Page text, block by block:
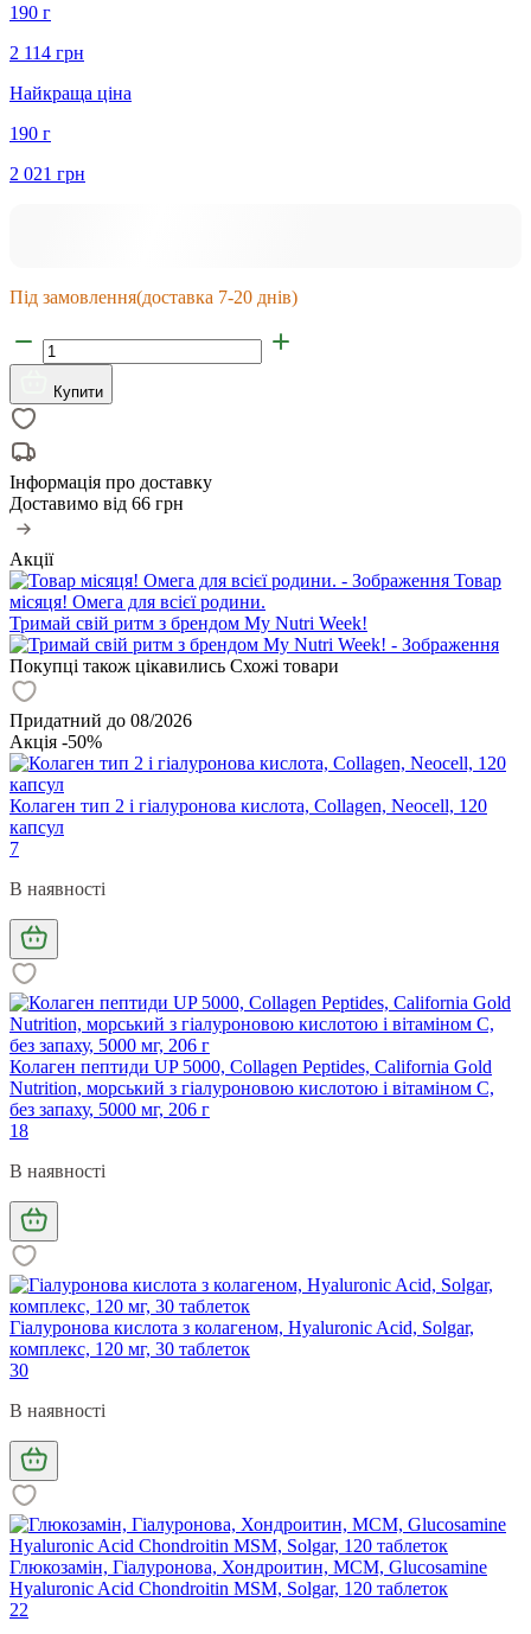
190 г
2 114 грн
Найкраща ціна
190 г
2 021 грн
Під замовлення(доставка 7-20 днів)
Купити
Інформація про доставку
Доставимо від 66 грн
Акції
Товар
місяця! Омега для всієї родини.
Тримай свій ритм з брендом My Nutri Week!
Покупці також цікавились Схожі товари
Придатний до 08/2026
Акція -50%
Колаген тип 2 і гіалуронова кислота, Collagen, Neocell, 120
капсул
7
В наявності
Колаген пептиди UP 5000, Collagen Peptides, California Gold
Nutrition, морський з гіалуроновою кислотою і вітаміном С,
без запаху, 5000 мг, 206 г
18
В наявності
Гіалуронова кислота з колагеном, Hyaluronic Acid, Solgar,
комплекс, 120 мг, 30 таблеток
30
В наявності
Глюкозамін, Гіалуронова, Хондроитин, МСМ, Glucosamine
Hyaluronic Acid Chondroitin MSM, Solgar, 120 таблеток
22